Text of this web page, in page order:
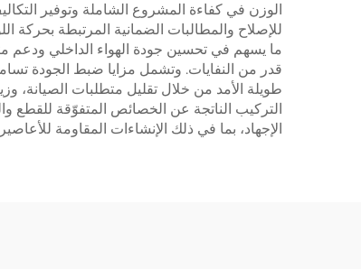
للإصلاح والمطالبات الضمانية المرتبطة بحركة
ما يسهم في تحسين جودة الهواء الداخلي ودعم
قدر من النفايات. وتشمل مزايا ضبط الجودة
طويلة الأمد من خلال تقليل متطلبات الصيانة،
الإجهاد، بما في ذلك الإنشاءات المقاومة